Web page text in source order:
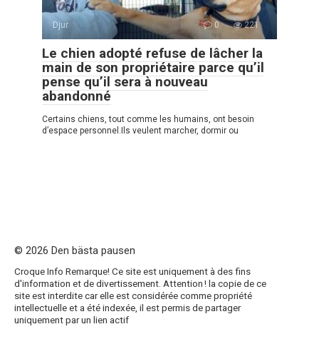
Djur 0 221
Le chien adopté refuse de lâcher la
main de son propriétaire parce qu’il
pense qu’il sera à nouveau
abandonné
Certains chiens, tout comme les humains, ont besoin
d’espace personnel.Ils veulent marcher, dormir ou
© 2026 Den bästa pausen
Croque Info Remarque! Ce site est uniquement à des fins
d'information et de divertissement. Attention ! la copie de ce
site est interdite car elle est considérée comme propriété
intellectuelle et a été indexée, il est permis de partager
uniquement par un lien actif